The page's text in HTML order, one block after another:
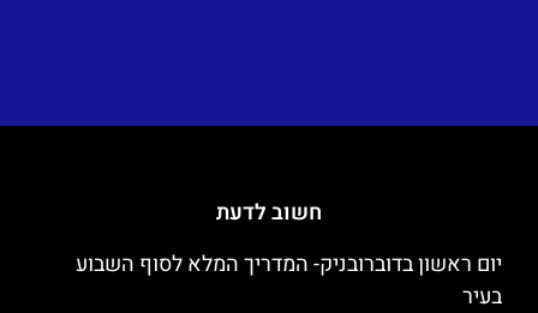
חשוב לדעת
יום ראשון בדוברובניק- המדריך המלא לסוף השבוע
בעיר